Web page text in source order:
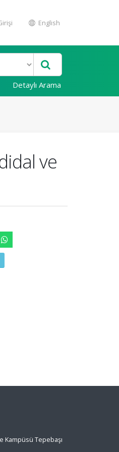
English
Detaylı Arama
ve
Kampüsü Tepebaşı